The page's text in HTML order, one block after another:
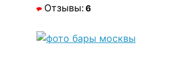
Отзывы:6